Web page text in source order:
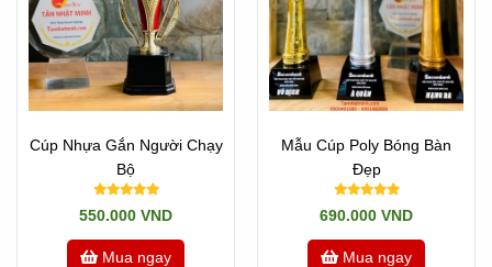
Cúp Nhựa Gắn Người Chạy
Bộ
550.000 VND
Mua ngay
Mẫu Cúp Poly Bóng Bàn
Đẹp
690.000 VND
Mua ngay